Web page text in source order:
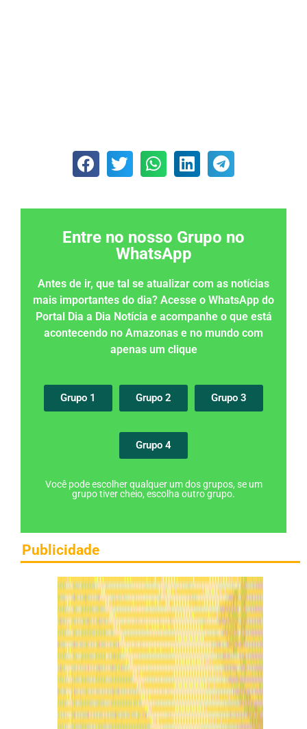
Entre no nosso Grupo no
WhatsApp
Antes de ir, que tal se atualizar com as notícias
mais importantes do dia? Acesse o WhatsApp do
Portal Dia a Dia Notícia e acompanhe o que está
acontecendo no Amazonas e no mundo com
apenas um clique
Grupo 1 Grupo 2 Grupo 3
Grupo 4
Você pode escolher qualquer um dos grupos, se um
grupo tiver cheio, escolha outro grupo.
Publicidade